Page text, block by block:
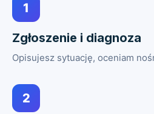
1
Zgłoszenie i diagnoza
Opisujesz sytuację, oceniam
2